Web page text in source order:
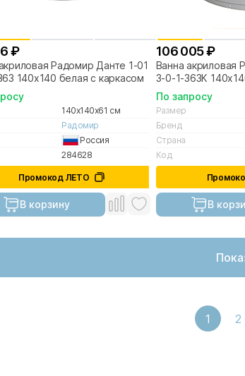
₽
Радомир Данте 1-01-
140х140 белая с каркасом
140x140x61 см
Радомир
Россия
284628
Промокод ЛЕТО
В корзину
106 005 ₽
Ванна акриловая
3-0-1-363К
По запросу
Размер
Бренд
Страна
Код
В
1 2